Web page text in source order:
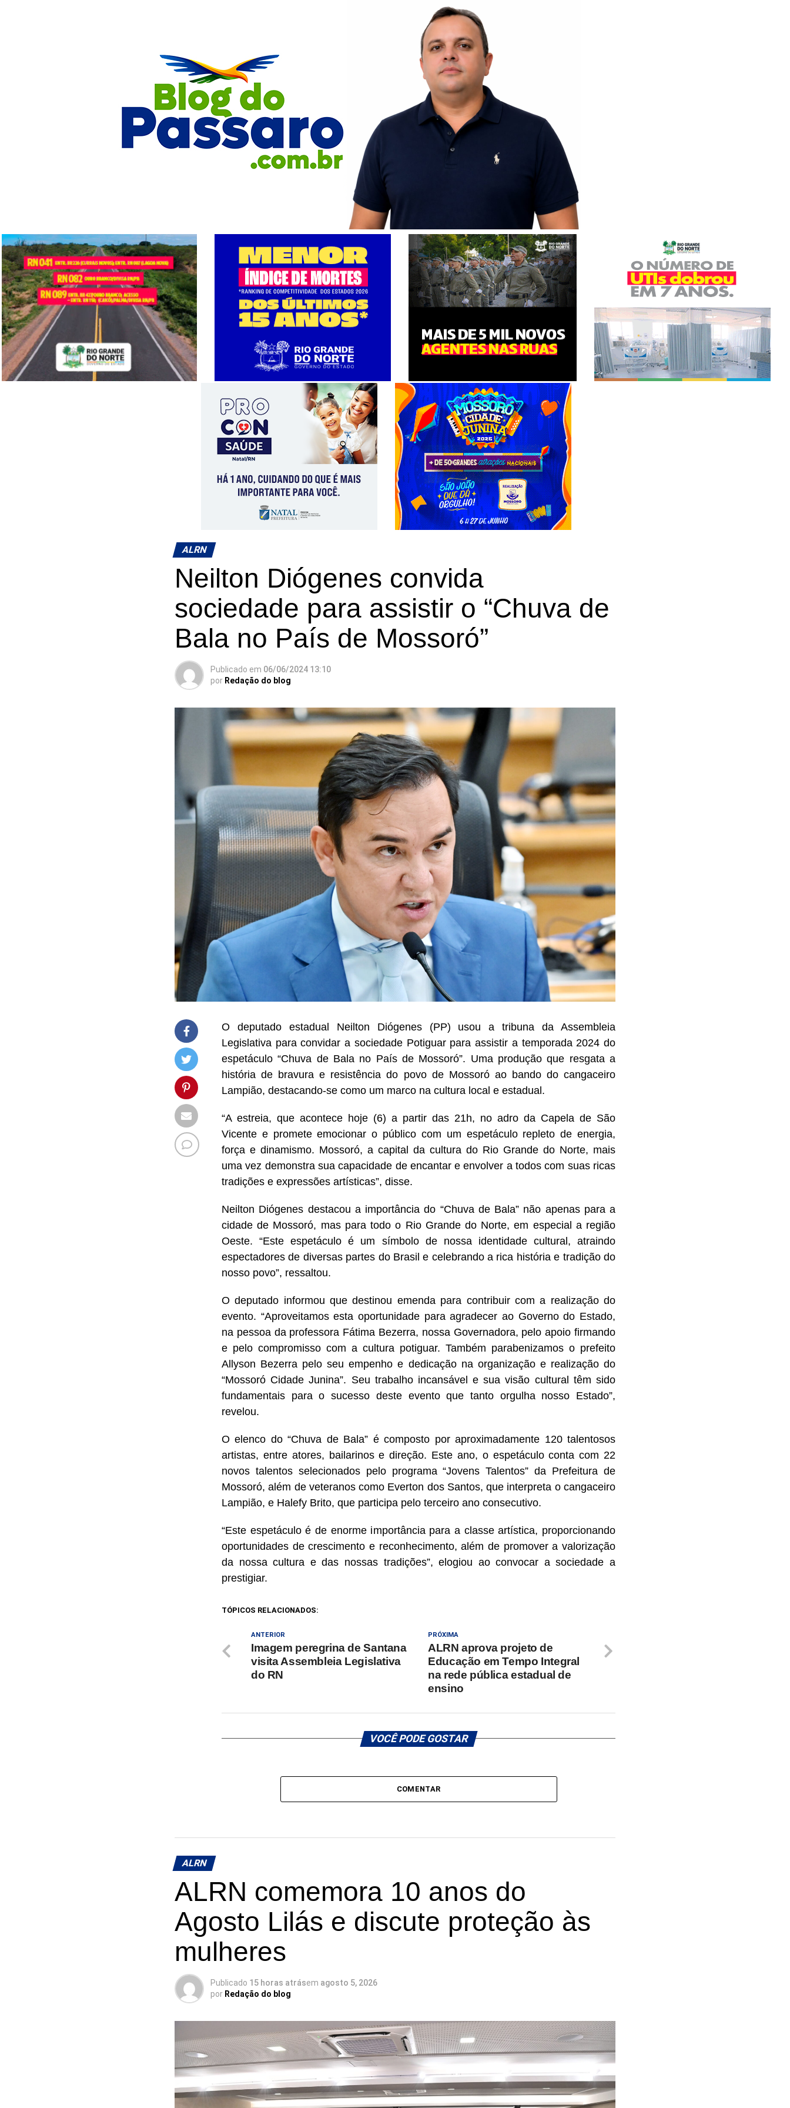
ALRN
Neilton Diógenes convida
sociedade para assistir o “Chuva de
Bala no País de Mossoró”
Publicado em 06/06/2024 13:10
por Redação do blog
O deputado estadual Neilton Diógenes (PP) usou a tribuna da Assembleia
Legislativa para convidar a sociedade Potiguar para assistir a temporada 2024 do
espetáculo “Chuva de Bala no País de Mossoró”. Uma produção que resgata a
história de bravura e resistência do povo de Mossoró ao bando do cangaceiro
Lampião, destacando-se como um marco na cultura local e estadual.
“A estreia, que acontece hoje (6) a partir das 21h, no adro da Capela de São
Vicente e promete emocionar o público com um espetáculo repleto de energia,
força e dinamismo. Mossoró, a capital da cultura do Rio Grande do Norte, mais
uma vez demonstra sua capacidade de encantar e envolver a todos com suas ricas
tradições e expressões artísticas”, disse.
Neilton Diógenes destacou a importância do “Chuva de Bala” não apenas para a
cidade de Mossoró, mas para todo o Rio Grande do Norte, em especial a região
Oeste. “Este espetáculo é um símbolo de nossa identidade cultural, atraindo
espectadores de diversas partes do Brasil e celebrando a rica história e tradição do
nosso povo”, ressaltou.
O deputado informou que destinou emenda para contribuir com a realização do
evento. “Aproveitamos esta oportunidade para agradecer ao Governo do Estado,
na pessoa da professora Fátima Bezerra, nossa Governadora, pelo apoio firmando
e pelo compromisso com a cultura potiguar. Também parabenizamos o prefeito
Allyson Bezerra pelo seu empenho e dedicação na organização e realização do
“Mossoró Cidade Junina”. Seu trabalho incansável e sua visão cultural têm sido
fundamentais para o sucesso deste evento que tanto orgulha nosso Estado”,
revelou.
O elenco do “Chuva de Bala” é composto por aproximadamente 120 talentosos
artistas, entre atores, bailarinos e direção. Este ano, o espetáculo conta com 22
novos talentos selecionados pelo programa “Jovens Talentos” da Prefeitura de
Mossoró, além de veteranos como Everton dos Santos, que interpreta o cangaceiro
Lampião, e Halefy Brito, que participa pelo terceiro ano consecutivo.
“Este espetáculo é de enorme importância para a classe artística, proporcionando
oportunidades de crescimento e reconhecimento, além de promover a valorização
da nossa cultura e das nossas tradições”, elogiou ao convocar a sociedade a
prestigiar.
TÓPICOS RELACIONADOS:
PRÓXIMA
ALRN aprova projeto de
Educação em Tempo Integral
na rede pública estadual de
ensino
ANTERIOR
Imagem peregrina de Santana
visita Assembleia Legislativa
do RN
VOCÊ PODE GOSTAR
COMENTAR
ALRN
ALRN comemora 10 anos do
Agosto Lilás e discute proteção às
mulheres
Publicado 15 horas atrásem agosto 5, 2026
por Redação do blog